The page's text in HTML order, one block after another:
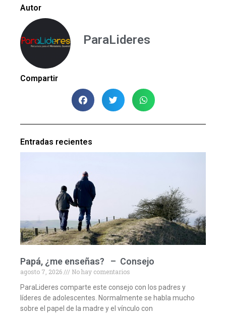
Autor
ParaLideres
Compartir
Entradas recientes
Papá, ¿me enseñas? – Consejo
agosto 7, 2026
No hay comentarios
ParaLideres comparte este consejo con los padres y
líderes de adolescentes. Normalmente se habla mucho
sobre el papel de la madre y el vínculo con